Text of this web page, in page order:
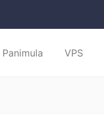
Panimula VPS